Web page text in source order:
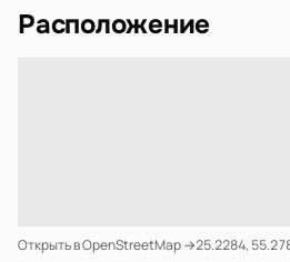
Расположение
Открыть в OpenStreetMap →25.2284,